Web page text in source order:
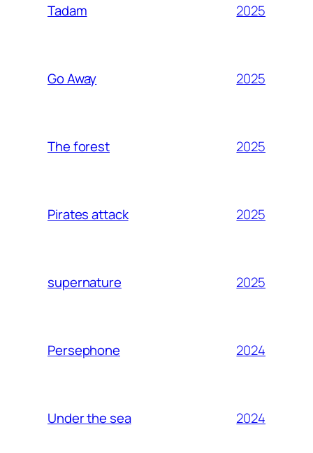
Tadam 2025
Go Away 2025
The forest 2025
Pirates attack 2025
supernature 2025
Persephone 2024
Under the sea 2024